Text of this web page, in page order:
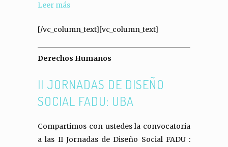
Leer más
[/vc_column_text][vc_column_text]
Derechos Humanos
II JORNADAS DE DISEÑO
SOCIAL FADU: UBA
Compartimos con ustedes la convocatoria
a las II Jornadas de Diseño Social FADU :